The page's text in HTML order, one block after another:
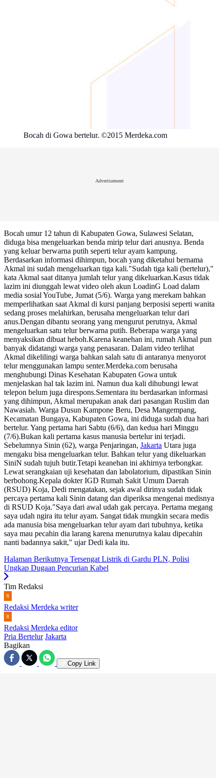
Bocah di Gowa bertelur. ©2015 Merdeka.com
Advertisement
Bocah umur 12 tahun di Kabupaten Gowa, Sulawesi Selatan,
diduga bisa mengeluarkan benda mirip telur dari anusnya. Benda
yang keluar berwarna putih seperti telur ayam kampung.
Berdasarkan informasi dihimpun, bocah yang diketahui bernama
Akmal ini sudah mengeluarkan tiga kali."Sudah tiga kali (bertelur),"
kata Akmal saat ditanya jumlah telur yang dikeluarkan.Kasus tidak
lazim ini diunggah lewat video oleh akun LoadinG Load dalam
media sosial YouTube, Jumat (5/6). Warga yang merekam bahkan
memperlihatkan saat Akmal di kursi panjang berposisi seperti wanita
sedang proses melahirkan, berusaha mengeluarkan telur dari
anus.Dengan dibantu seorang yang mengurut perutnya, Akmal
mengeluarkan satu telur berwarna putih. Beberapa warga yang
menyaksikan dibuat heboh.Karena keanehan ini, rumah Akmal pun
banyak didatangi warga yang penasaran. Dalam video terlihat
Akmal dikelilingi warga bahkan salah satu di antaranya menyorot
telur menggunakan lampu senter.Merdeka.com berusaha
menghubungi Dinas Kesehatan Kabupaten Gowa untuk
menjelaskan hal tak lazim ini. Namun dua kali dihubungi lewat
telepon belum juga direspons.Sementara itu berdasarkan informasi
yang dihimpun, Akmal merupakan anak dari pasangan Ruslim dan
Nawasiah. Warga Dusun Kampone Beru, Desa Mangempang,
Kecamatan Bungaya, Kabupaten Gowa, ini diduga sudah dua hari
bertelur. Yang pertama hari Sabtu (6/6), dan kedua hari Minggu
(7/6).Bukan kali pertama kasus manusia bertelur ini terjadi.
Sebelumnya Sinin (62), warga Penjaringan, Jakarta Utara juga
mengaku bisa mengeluarkan telur. Bahkan telur yang dikeluarkan
SiniN sudah tujuh butir.Tetapi keanehan ini akhirnya terbongkar.
Lewat serangkaian uji kesehatan dan labolatorium, dipastikan Sinin
berbohong.Kepala dokter IGD Rumah Sakit Umum Daerah
(RSUD) Koja, Dedi mengatakan, sejak awal dirinya sudah tidak
percaya pertama kali Sinin datang dan diperiksa mengenai medisnya
di RSUD Koja."Saya dari awal udah gak percaya. Pertama megang
saya udah ngira itu telur ayam. Sangat tidak mungkin secara medis
ada manusia bisa mengeluarkan telur ayam dari tubuhnya, ketika
saya mau pecahin dia larang karena menurutnya kalau dipecahin
nanti badannya sakit," ujar Dedi kala itu.
Halaman Berikutnya Tersengat Listrik di Gardu PLN, Polisi
Ungkap Dugaan Pencurian Kabel
Tim Redaksi
Redaksi Merdeka writer
Redaksi Merdeka editor
Pria Bertelur Jakarta
Bagikan
Copy Link